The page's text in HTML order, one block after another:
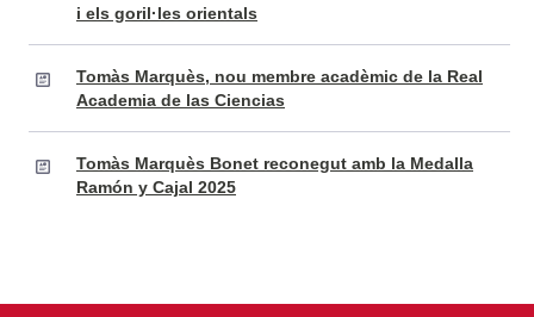
i els goril·les orientals
Tomàs Marquès, nou membre acadèmic de la Real
Academia de las Ciencias
Tomàs Marquès Bonet reconegut amb la Medalla
Ramón y Cajal 2025